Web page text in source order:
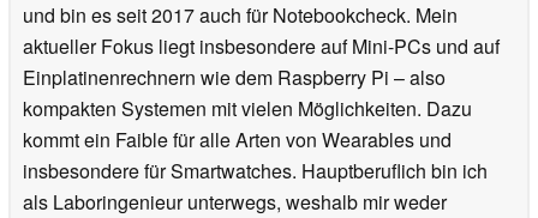
und bin es seit 2017 auch für Notebookcheck. Mein
aktueller Fokus liegt insbesondere auf Mini-PCs und auf
Einplatinenrechnern wie dem Raspberry Pi – also
kompakten Systemen mit vielen Möglichkeiten. Dazu
kommt ein Faible für alle Arten von Wearables und
insbesondere für Smartwatches. Hauptberuflich bin ich
als Laboringenieur unterwegs, weshalb mir weder